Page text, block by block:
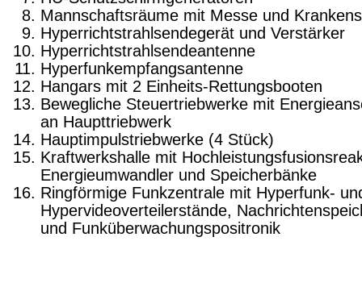
Mannschaftsräume mit Messe und
Hyperrichtstrahlsendegerät und Verstärker
Hyperrichtstrahlsendeantenne
Hyperfunkempfangsantenne
Hangars mit 2 Einheits-Rettungsbooten
Bewegliche Steuertriebwerke mit
an Haupttriebwerk
Hauptimpulstriebwerke (4 Stück)
Kraftwerkshalle mit
Energieumwandler und Speicherbänke
Ringförmige Funkzentrale mit Hyperfunk-
Hypervideoverteilerstände,
und Funküberwachungspositronik